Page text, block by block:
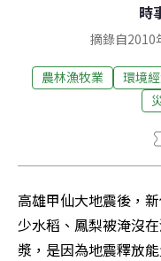
時
摘錄自2010
農林漁牧業 環境
高雄甲仙大地震後，
少水稻、鳳梨被淹沒
漿，是因為地震釋放